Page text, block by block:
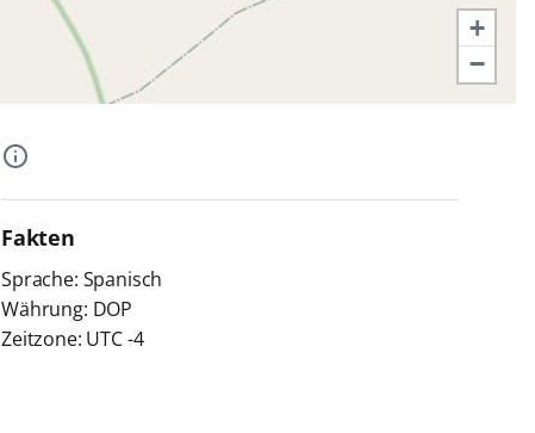
+
−
Fakten
Sprache: Spanisch
Währung: DOP
Zeitzone: UTC -4